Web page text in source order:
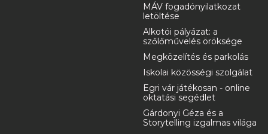
MÁV fogadónyilatkozat
letöltése
Alkotói pályázat: a
szőlőművelés öröksége
Megközelítés és parkolás
Iskolai közösségi szolgálat
Egri vár játékosan - online
oktatási segédlet
Gárdonyi Géza és a
Storytelling izgalmas világa